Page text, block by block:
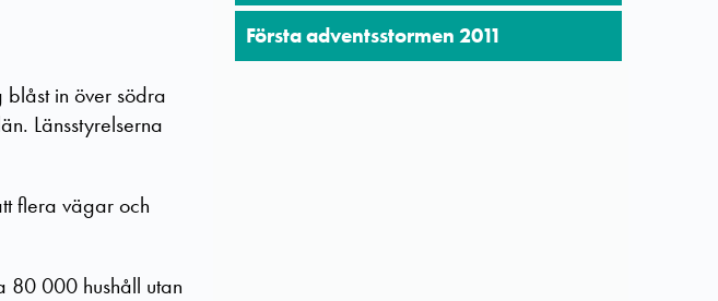
in över södra
Länsstyrelserna
flera vägar och
80 000 hushåll utan
Första adventsstormen 2011